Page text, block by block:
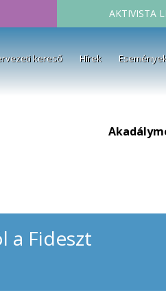
AKTIVISTA
kereső Hírek
a Fideszt